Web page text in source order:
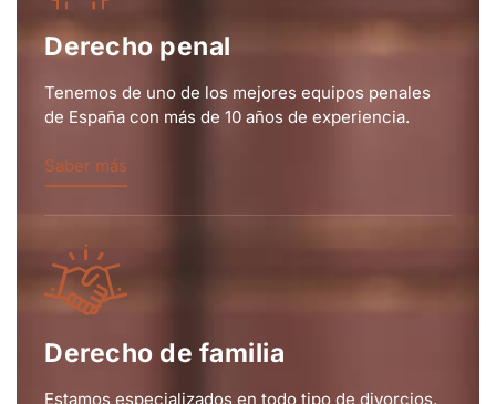
Derecho penal
Tenemos de uno de los mejores equipos penales
de España con más de 10 años de experiencia.
Derecho de familia
Estamos especializados en todo tipo de divorcios,
incluso divorcios internacionales.